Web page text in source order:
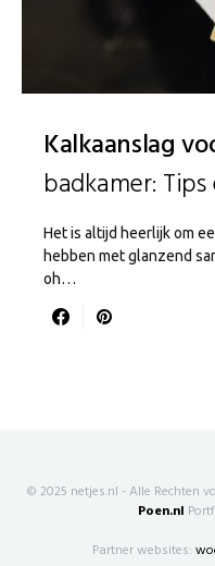
Kalkaanslag
badkamer:
Het is altijd heerlijk om
hebben met glanzend
oh…
© 2025 netjes.nl - Alle Rechten
Poen.nl
Partner websites: